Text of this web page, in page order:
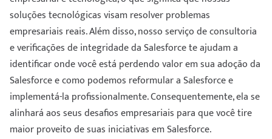
soluções tecnológicas visam resolver problemas
empresariais reais. Além disso, nosso serviço de consultoria
e verificações de integridade da Salesforce te ajudam a
identificar onde você está perdendo valor em sua adoção da
Salesforce e como podemos reformular a Salesforce e
implementá-la profissionalmente. Consequentemente, ela se
alinhará aos seus desafios empresariais para que você tire
maior proveito de suas iniciativas em Salesforce.